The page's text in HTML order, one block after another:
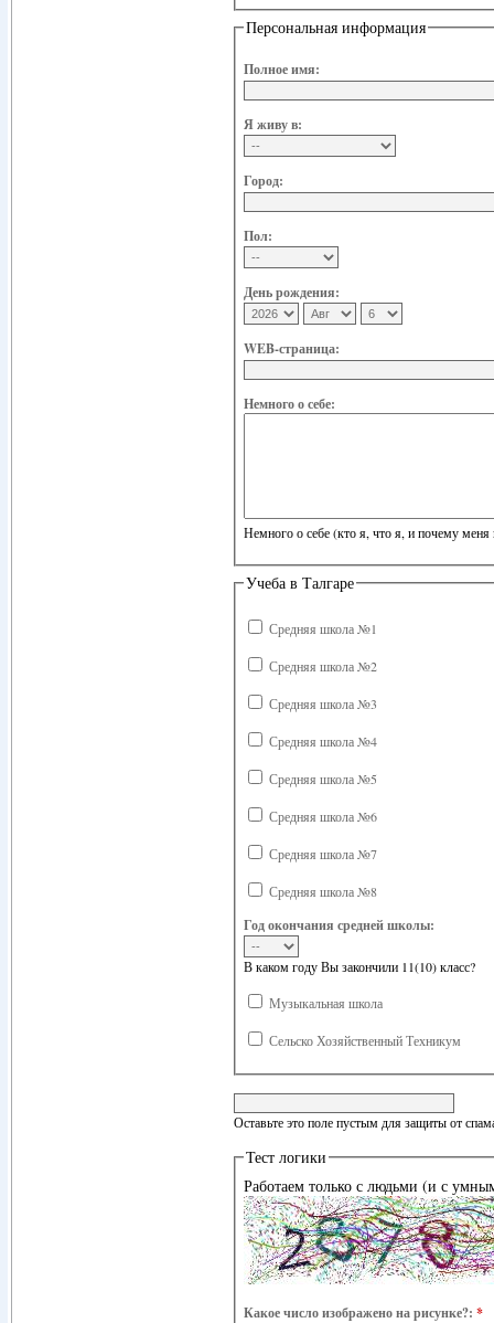
Персональная информация
Полное имя:
Я живу в:
Город:
Пол:
День рождения:
WEB-страница:
Немного о себе:
Немного о себе (кто я, что я, и почему
Учеба в Талгаре
Средняя школа №1
Средняя школа №2
Средняя школа №3
Средняя школа №4
Средняя школа №5
Средняя школа №6
Средняя школа №7
Средняя школа №8
Год окончания средней школы:
В каком году Вы закончили 11(10) класс?
Музыкальная школа
Сельско Хозяйственный Техникум
Оставьте это поле пустым для защиты от
Тест логики
Работаем только с людьми (и с
Какое число изображено на рисунке?: *